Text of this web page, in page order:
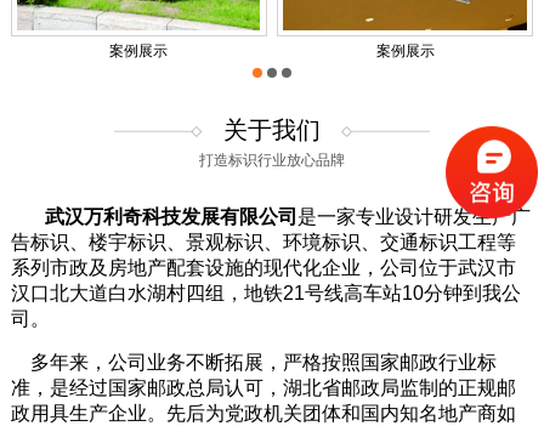
案例展示 案例展示
关于我们
打造标识行业放心品牌
武汉万利奇科技发展有限公司 是一家专业设计研发生产广
告标识、楼宇标识、景观标识、环境标识、交通标识工程等
系列市政及房地产配套设施的现代化企业，公司位于武汉市
汉口北大道白水湖村四组，地铁21号线高车站10分钟到我公
司。
多年来，公司业务不断拓展，严格按照国家邮政行业标
准，是经过国家邮政总局认可，湖北省邮政局监制的正规邮
政用具生产企业。先后为党政机关团体和国内知名地产商如